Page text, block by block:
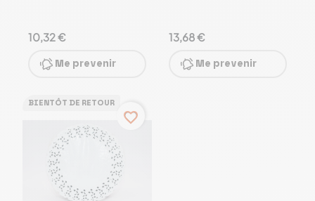
10,32 €
Me prevenir
13,68 €
Me prevenir
BIENTÔT DE RETOUR
favorite_border